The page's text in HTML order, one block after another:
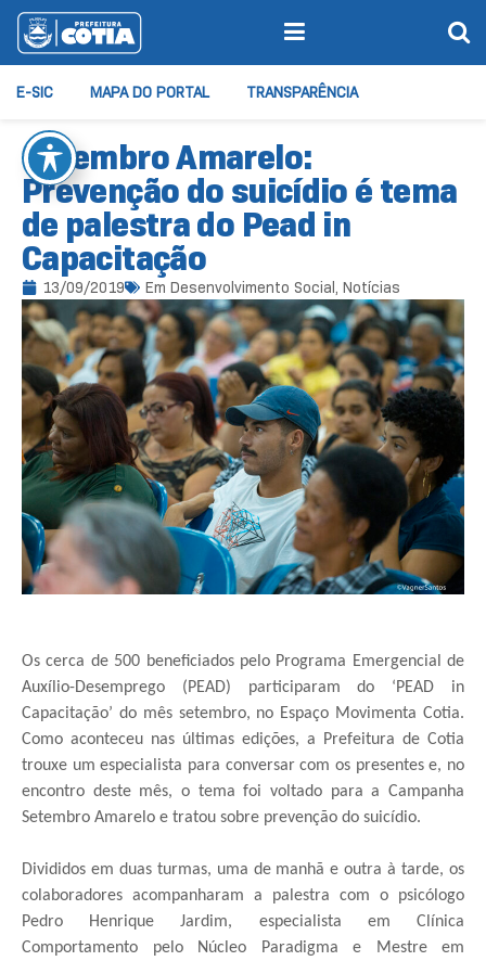
E-SIC MAPA DO PORTAL TRANSPARÊNCIA
Setembro Amarelo:
Prevenção do suicídio é tema
de palestra do Pead in
Capacitação
13/09/2019 Em Desenvolvimento Social, Notícias
Os cerca de 500 beneficiados pelo Programa Emergencial de
Auxílio-Desemprego (PEAD) participaram do ‘PEAD in
Capacitação’ do mês setembro, no Espaço Movimenta Cotia.
Como aconteceu nas últimas edições, a Prefeitura de Cotia
trouxe um especialista para conversar com os presentes e, no
encontro deste mês, o tema foi voltado para a Campanha
Setembro Amarelo e tratou sobre prevenção do suicídio.
Divididos em duas turmas, uma de manhã e outra à tarde, os
colaboradores acompanharam a palestra com o psicólogo
Pedro Henrique Jardim, especialista em Clínica
Comportamento pelo Núcleo Paradigma e Mestre em